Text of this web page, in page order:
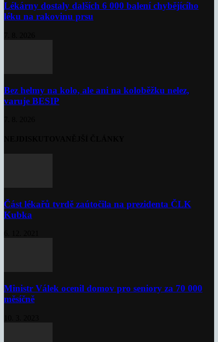
Lékárny dostaly dalších 6 000 balení chybějícího
léku na rakovinu prsu
Bez helmy na kolo, ale ani na koloběžku nelez,
varuje BESIP
Část lékařů tvrdě zaútočila na prezidenta ČLK
Kubka
Ministr Válek ocenil domov pro seniory za 70 000
měsíčně